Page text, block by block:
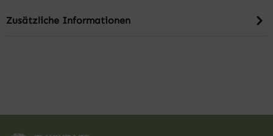
Zusätzliche Informationen